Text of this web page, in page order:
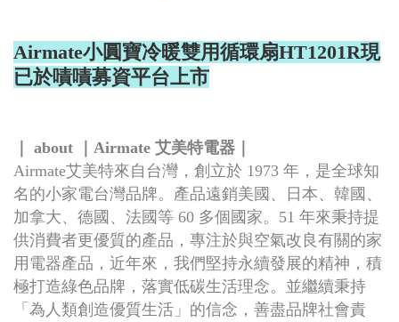
Airmate小圓寶冷暖雙用循環扇HT1201R現
已於嘖嘖募資平台上市
｜ about ｜Airmate 艾美特電器｜
Airmate艾美特來自台灣，創立於 1973 年，是全球知
名的小家電台灣品牌。產品遠銷美國、日本、韓國、
加拿大、德國、法國等 60 多個國家。51 年來秉持提
供消費者更優質的產品，專注於與空氣改良有關的家
用電器產品，近年來，我們堅持永續發展的精神，積
極打造綠色品牌，落實低碳生活理念。並繼續秉持
「為人類創造優質生活」的信念，善盡品牌社會責